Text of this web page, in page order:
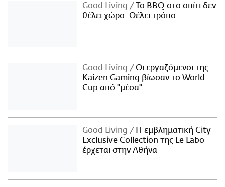
Good Living
Το BBQ στο σπίτι δεν
θέλει χώρο. Θέλει τρόπο.
Good Living
Οι εργαζόμενοι της
Kaizen Gaming βίωσαν το World
Cup από "μέσα"
Good Living
Η εμβληματική City
Exclusive Collection της Le Labo
έρχεται στην Αθήνα